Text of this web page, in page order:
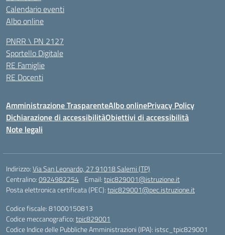
Calendario eventi
Albo online
PNRR \ PN 2127
Sportello Digitale
RE Famiglie
RE Docenti
Amministrazione TrasparenteAlbo onlinePrivacy Policy
Dichiarazione di accessibilitàObiettivi di accessibilità
Note legali
Indirizzo:Via San Leonardo, 27 91018 Salemi (TP)
Centralino:0924982254 Email:tpic829001@istruzione.it
Posta elettronica certificata (PEC):tpic829001@pec.istruzione.it
Codice fiscale: 81000150813
Codice meccanografico:tpic829001
Codice Indice delle Pubbliche Amministrazioni (IPA): istsc_tpic829001